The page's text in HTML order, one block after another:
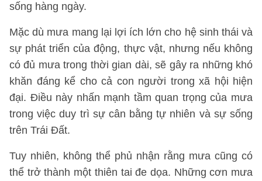
sống hàng ngày.
Mặc dù mưa mang lại lợi ích lớn cho hệ sinh thái và
sự phát triển của động, thực vật, nhưng nếu không
có đủ mưa trong thời gian dài, sẽ gây ra những khó
khăn đáng kể cho cả con người trong xã hội hiện
đại. Điều này nhấn mạnh tầm quan trọng của mưa
trong việc duy trì sự cân bằng tự nhiên và sự sống
trên Trái Đất.
Tuy nhiên, không thể phủ nhận rằng mưa cũng có
thể trở thành một thiên tai đe dọa. Những cơn mưa